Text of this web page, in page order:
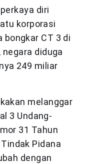
diri
korporasi
CT 3 di
negara diduga
249 miliar
melanggar
3 Undang-
31 Tahun
Pidana
dengan